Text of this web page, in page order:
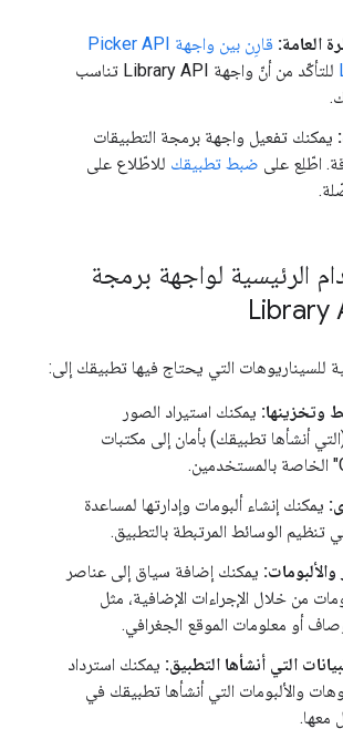
العامة:
قارِن بين واجهة Picker API
للتأكّد من أنّ واجهة Library API تناسب
يمكنك تفعيل واجهة برمجة التطبيقات
اطّلِع على ضبط تطبيقك للاطّلاع على
الرئيسية لواجهة برمجة
وتخزينها: يمكنك استيراد الصور
أنشأها تطبيقك) بأمان إلى مكتبات
يمكنك إنشاء ألبومات وإدارتها لمساعدة
تنظيم الوسائط المرتبطة بالتطبيق.
يمكنك إضافة سياق إلى عناصر
من خلال الإجراءات الإضافية، مثل
أو معلومات الموقع الجغرافي.
التي أنشأها التطبيق: يمكنك استرداد
والألبومات التي أنشأها تطبيقك في
معها.